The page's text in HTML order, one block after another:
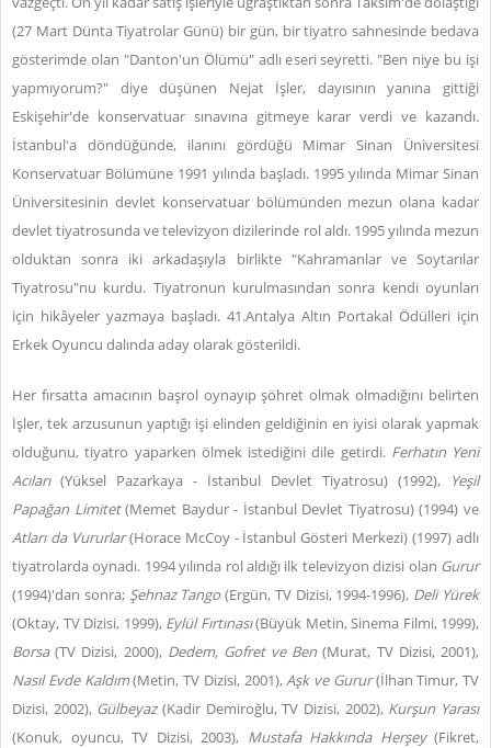
(27 Mart Dünta Tiyatrolar Günü) bir gün, bir tiyatro sahnesinde bedava
gösterimde olan "Danton'un Ölümü" adlı eseri seyretti. "Ben niye bu işi
yapmıyorum?" diye düşünen Nejat İşler, dayısının yanına gittiği
Eskişehir'de konservatuar sınavına gitmeye karar verdi ve kazandı.
İstanbul'a döndüğünde, ilanını gördüğü Mimar Sinan Üniversitesi
Konservatuar Bölümüne 1991 yılında başladı. 1995 yılında Mimar Sinan
Üniversitesinin devlet konservatuar bölümünden mezun olana kadar
devlet tiyatrosunda ve televizyon dizilerinde rol aldı. 1995 yılında mezun
olduktan sonra iki arkadaşıyla birlikte "Kahramanlar ve Soytarılar
Tiyatrosu"nu kurdu. Tiyatronun kurulmasından sonra kendi oyunları
için hikâyeler yazmaya başladı. 41.Antalya Altın Portakal Ödülleri için
Erkek Oyuncu dalında aday olarak gösterildi.
Her fırsatta amacının başrol oynayıp şöhret olmak olmadığını belirten
İşler, tek arzusunun yaptığı işi elinden geldiğinin en iyisi olarak yapmak
olduğunu, tiyatro yaparken ölmek istediğini dile getirdi. Ferhatın Yeni
Acıları (Yüksel Pazarkaya - İstanbul Devlet Tiyatrosu) (1992),
Yeşil
Papağan Limitet(Memet Baydur - İstanbul Devlet Tiyatrosu) (1994) ve
Atları da Vururlar(Horace McCoy - İstanbul Gösteri Merkezi) (1997) adlı
tiyatrolarda oynadı. 1994 yılında rol aldığı ilk televizyon dizisi olan Gurur
(1994)'dan sonra; Şehnaz Tango (Ergün, TV Dizisi, 1994-1996), Deli Yürek
(Oktay, TV Dizisi, 1999), Eylül Fırtınası(Büyük Metin, Sinema Filmi, 1999),
Borsa(TV Dizisi, 2000), Dedem, Gofret ve Ben (Murat, TV Dizisi, 2001),
Nasıl Evde Kaldım(Metin, TV Dizisi, 2001),Aşk ve Gurur(İlhan Timur, TV
Dizisi, 2002), Gülbeyaz(Kadir Demiroğlu, TV Dizisi, 2002), Kurşun Yarası
(Konuk, oyuncu, TV Dizisi, 2003), Mustafa Hakkında Herşey(Fikret,